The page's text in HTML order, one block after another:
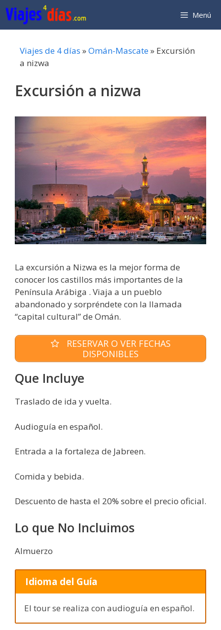
Saltar
al
contenido
Menú
Viajes de 4 días »Omán-Mascate» Excursión
a nizwa
Excursión a nizwa
La excursión a Nizwa es la mejor forma de
conocer los castillos más importantes de la
Península Arábiga . Viaja a un pueblo
abandonado y sorpréndete con la llamada
“capital cultural” de Omán.
RESERVAR O VER FECHAS
DISPONIBLES
Que Incluye
Traslado de ida y vuelta.
Audioguía en español.
Entrada a la fortaleza de Jabreen.
Comida y bebida.
Descuento de hasta el 20% sobre el precio oficial.
Lo que No Incluimos
Almuerzo
Idioma del Guía
El tour se realiza con audioguía en español.